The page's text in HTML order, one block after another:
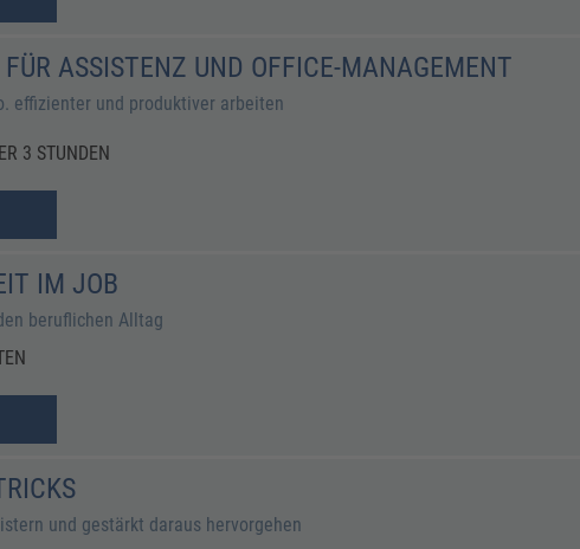
ASSISTENZ UND OFFICE-MANAGEMENT
effizienter und produktiver arbeiten
3 STUNDEN
IM JOB
beruflichen Alltag
und gestärkt daraus hervorgehen